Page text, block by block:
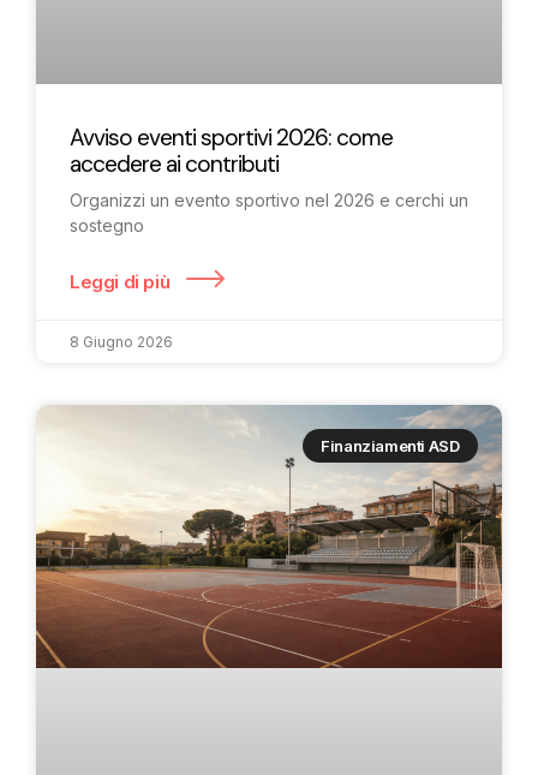
Avviso eventi sportivi 2026: come
accedere ai contributi
Organizzi un evento sportivo nel 2026 e cerchi un
sostegno
Leggi di più
8 Giugno 2026
Finanziamenti ASD